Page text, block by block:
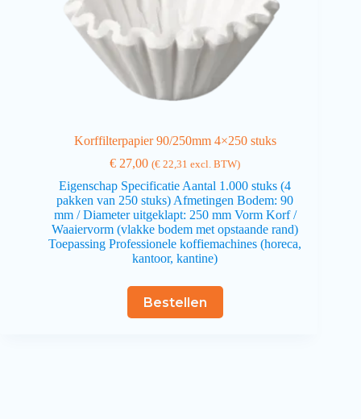
Korffilterpapier 90/250mm 4×250 stuks
€ 27,00 (€ 22,31 excl. BTW)
Eigenschap Specificatie Aantal 1.000 stuks (4
pakken van 250 stuks) Afmetingen Bodem: 90
mm / Diameter uitgeklapt: 250 mm Vorm Korf /
Waaiervorm (vlakke bodem met opstaande rand)
Toepassing Professionele koffiemachines (horeca,
kantoor, kantine)
Bestellen